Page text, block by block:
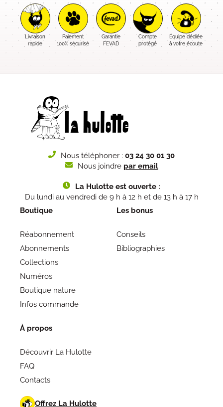
Livraison
rapide
Paiement
100% sécurisé
Garantie
FEVAD
Compte
protégé
Équipe dédiée
à votre écoute
Nous téléphoner : 03 24 30 01 30
Nous joindre par email
La Hulotte est ouverte :
Du lundi au vendredi de 9 h à 12 h et de 13 h à 17 h
Boutique
Réabonnement
Abonnements
Collections
Numéros
Boutique nature
Infos commande
Les bonus
Conseils
Bibliographies
À propos
Découvrir La Hulotte
FAQ
Contacts
Offrez La Hulotte